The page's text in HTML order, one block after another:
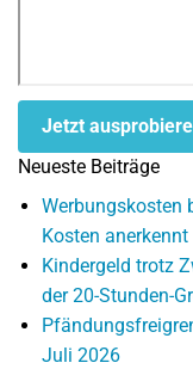
Jetzt
Neueste Beiträge
Werbungskosten
Kosten anerkennt
Kindergeld trotz
der 20-Stunden-
Juli 2026